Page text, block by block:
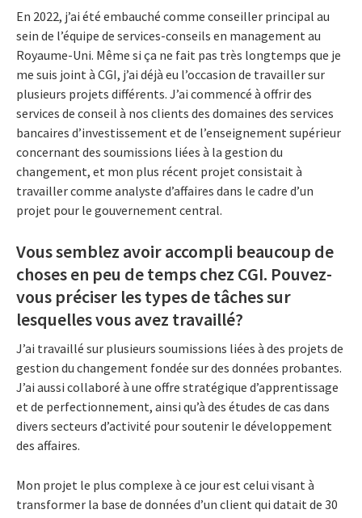
En 2022, j’ai été embauché comme conseiller principal au
sein de l’équipe de services-conseils en management au
Royaume-Uni. Même si ça ne fait pas très longtemps que je
me suis joint à CGI, j’ai déjà eu l’occasion de travailler sur
plusieurs projets différents. J’ai commencé à offrir des
services de conseil à nos clients des domaines des services
bancaires d’investissement et de l’enseignement supérieur
concernant des soumissions liées à la gestion du
changement, et mon plus récent projet consistait à
travailler comme analyste d’affaires dans le cadre d’un
projet pour le gouvernement central.
Vous semblez avoir accompli beaucoup de
choses en peu de temps chez CGI. Pouvez-
vous préciser les types de tâches sur
lesquelles vous avez travaillé?
J’ai travaillé sur plusieurs soumissions liées à des projets de
gestion du changement fondée sur des données probantes.
J’ai aussi collaboré à une offre stratégique d’apprentissage
et de perfectionnement, ainsi qu’à des études de cas dans
divers secteurs d’activité pour soutenir le développement
des affaires.
Mon projet le plus complexe à ce jour est celui visant à
transformer la base de données d’un client qui datait de 30